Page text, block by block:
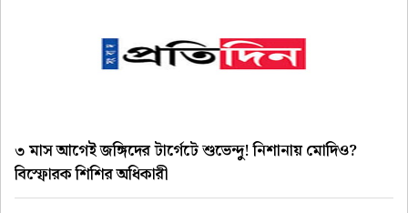
৩ মাস আগেই জঙ্গিদের টার্গেটে শুভেন্দু! নিশানায় মোদিও?
বিস্ফোরক শিশির অধিকারী